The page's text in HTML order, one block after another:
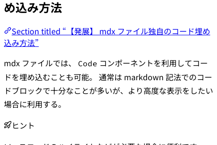
め込み方法
Section titled “【発展】 mdx ファイル独自のコード埋め
込み方法”
mdx ファイルでは、
Code コンポーネントを利用してコー
ドを埋め込むことも可能。 通常は markdown 記法でのコー
ドブロックで十分なことが多いが、より高度な表示をしたい
場合に利用する。
ヒント